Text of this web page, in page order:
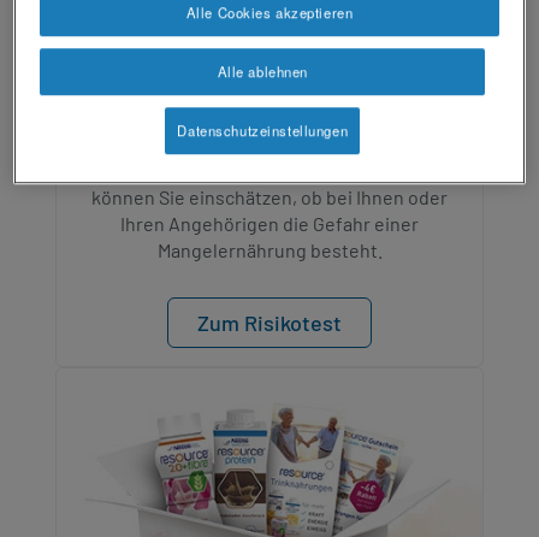
Risikotest
können Sie einschätzen, ob bei Ihnen oder
Ihren Angehörigen die Gefahr einer
Mangelernährung besteht.
Zum Risikotest
Alle ablehnen
Alle Cookies akzeptieren
Datenschutzeinstellungen